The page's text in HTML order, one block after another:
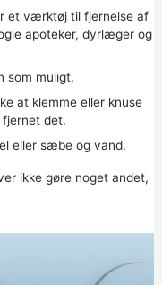
et værktøj til fjernelse af
apoteker, dyrlæger og
som muligt.
at klemme eller knuse
det.
eller sæbe og vand.
ikke gøre noget andet,